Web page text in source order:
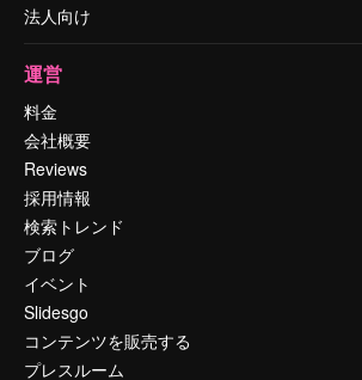
法人向け
運営
料金
会社概要
Reviews
採用情報
検索トレンド
ブログ
イベント
Slidesgo
コンテンツを販売する
プレスルーム